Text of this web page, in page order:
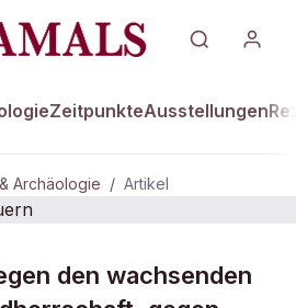
ZeitpunkteAusstellungen
Archäologie / Artikel
Bauern
den wachsenden